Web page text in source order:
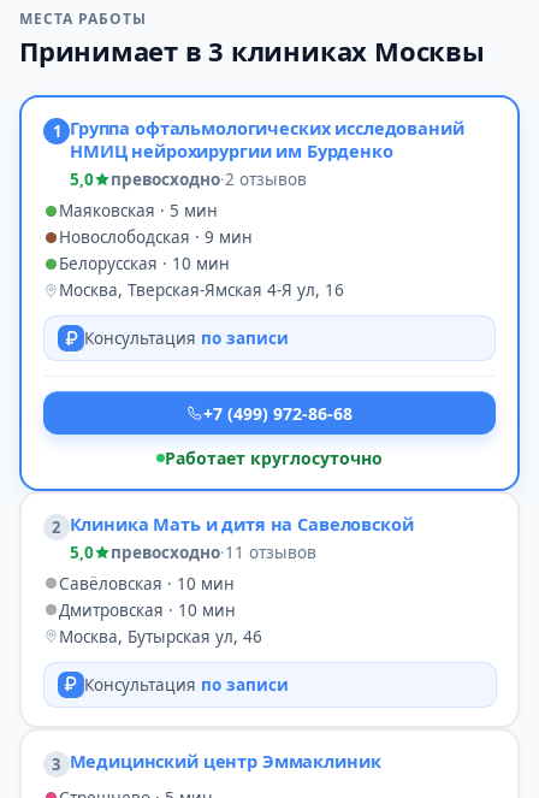
МЕСТА РАБОТЫ
Принимает в 3 клиниках Москвы
1 Группа офтальмологических исследований
НМИЦ нейрохирургии им Бурденко
5,0 превосходно·2 отзывов
Маяковская · 5 мин
Новослободская · 9 мин
Белорусская · 10 мин
Москва, Тверская-Ямская 4-Я ул, 16
Консультация по записи
+7 (499) 972-86-68
Работает круглосуточно
2 Клиника Мать и дитя на Савеловской
5,0 превосходно·11 отзывов
Савёловская · 10 мин
Дмитровская · 10 мин
Москва, Бутырская ул, 46
Консультация по записи
3 Медицинский центр Эммаклиник